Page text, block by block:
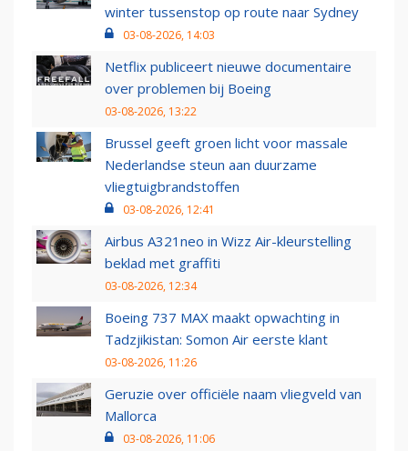
winter tussenstop op route naar Sydney
03-08-2026, 14:03
Netflix publiceert nieuwe documentaire
over problemen bij Boeing
03-08-2026, 13:22
Brussel geeft groen licht voor massale
Nederlandse steun aan duurzame
vliegtuigbrandstoffen
03-08-2026, 12:41
Airbus A321neo in Wizz Air-kleurstelling
beklad met graffiti
03-08-2026, 12:34
Boeing 737 MAX maakt opwachting in
Tadzjikistan: Somon Air eerste klant
03-08-2026, 11:26
Geruzie over officiële naam vliegveld van
Mallorca
03-08-2026, 11:06